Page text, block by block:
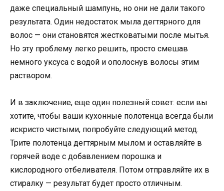
даже специальный шампунь, но они не дали такого
результата. Один недостаток мыла дегтярного для
волос — они становятся жестковатыми после мытья.
Но эту проблему легко решить, просто смешав
немного уксуса с водой и ополоснув волосы этим
раствором.
И в заключение, еще один полезный совет: если вы
хотите, чтобы ваши кухонные полотенца всегда были
искристо чистыми, попробуйте следующий метод.
Трите полотенца дегтярным мылом и оставляйте в
горячей воде с добавлением порошка и
кислородного отбеливателя. Потом отправляйте их в
стиралку — результат будет просто отличным.